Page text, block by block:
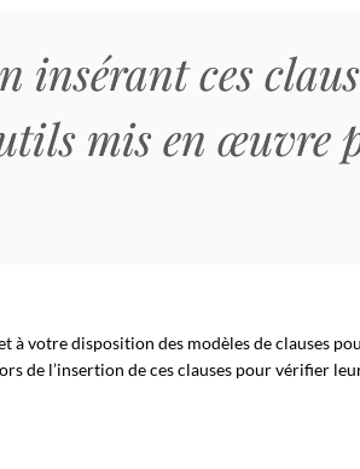
insérant ces
mis en œuvre
à votre disposition des modèles de clauses
de l’insertion de ces clauses pour vérifier